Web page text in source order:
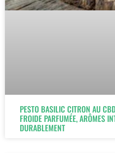
PESTO BASILIC CITRON AU
FROIDE PARFUMÉE, ARÔMES
DURABLEMENT